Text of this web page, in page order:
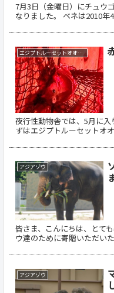
7月3日（金曜日）にチュウ
なりました。 ベネは2010年
エジプトルーセットオオコウモリ
夜行性動物舎では、5月に
ずはエジプトルーセットオ
アジアゾウ
皆さま、こんにちは、とて
ウ達のために寄贈いただい
アジアゾウ